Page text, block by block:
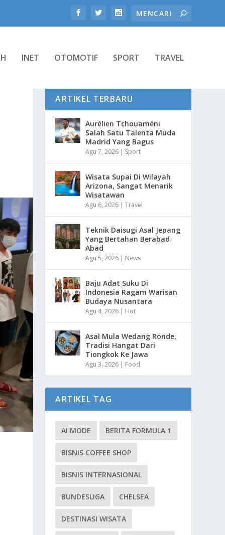
INET OTOMOTIF SPORT TRAVEL
ARTIKEL TERBARU
Aurélien Tchouaméni
Salah Satu Talenta Muda
Madrid Yang Bagus
Agu 7, 2026 | Sport
Wisata Supai Di Wilayah
Arizona, Sangat Menarik
Wisatawan
Agu 6, 2026 |Travel
Teknik Daisugi Asal Jepang
Yang Bertahan Berabad-
Abad
Agu 5, 2026 | News
Baju Adat Suku Di
Indonesia Ragam Warisan
Budaya Nusantara
Agu 4, 2026 | Hot
Asal Mula Wedang Ronde,
Tradisi Hangat Dari
Tiongkok Ke Jawa
Agu 3, 2026 | Food
ARTIKEL TAG
AI MODE BERITA FORMULA 1
BISNIS COFFEE SHOP
BISNIS INTERNASIONAL
BUNDESLIGA CHELSEA
DESTINASI WISATA